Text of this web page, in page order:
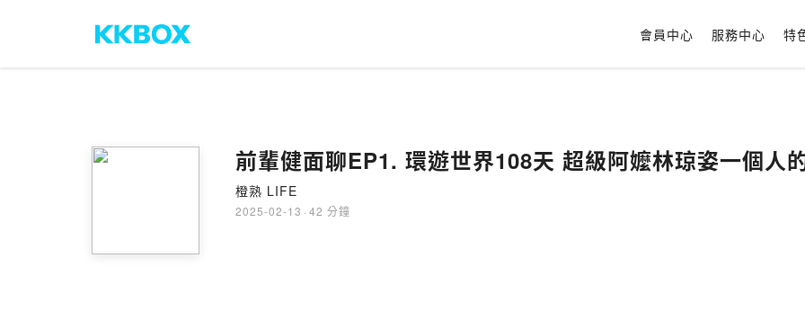
會員中心 服務中心 特
前輩健面聊EP1. 環遊世界108天 超級阿嬤林琼姿一個人
橙熟 LIFE
2025-02-13 · 42 分鐘